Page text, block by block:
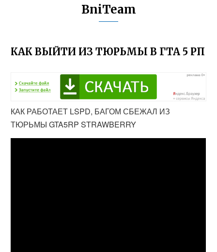
BniTeam
КАК ВЫЙТИ ИЗ ТЮРЬМЫ В ГТА 5 РП
КАК РАБОТАЕТ LSPD, БАГОМ СБЕЖАЛ ИЗ
ТЮРЬМЫ GTA5RP STRAWBERRY